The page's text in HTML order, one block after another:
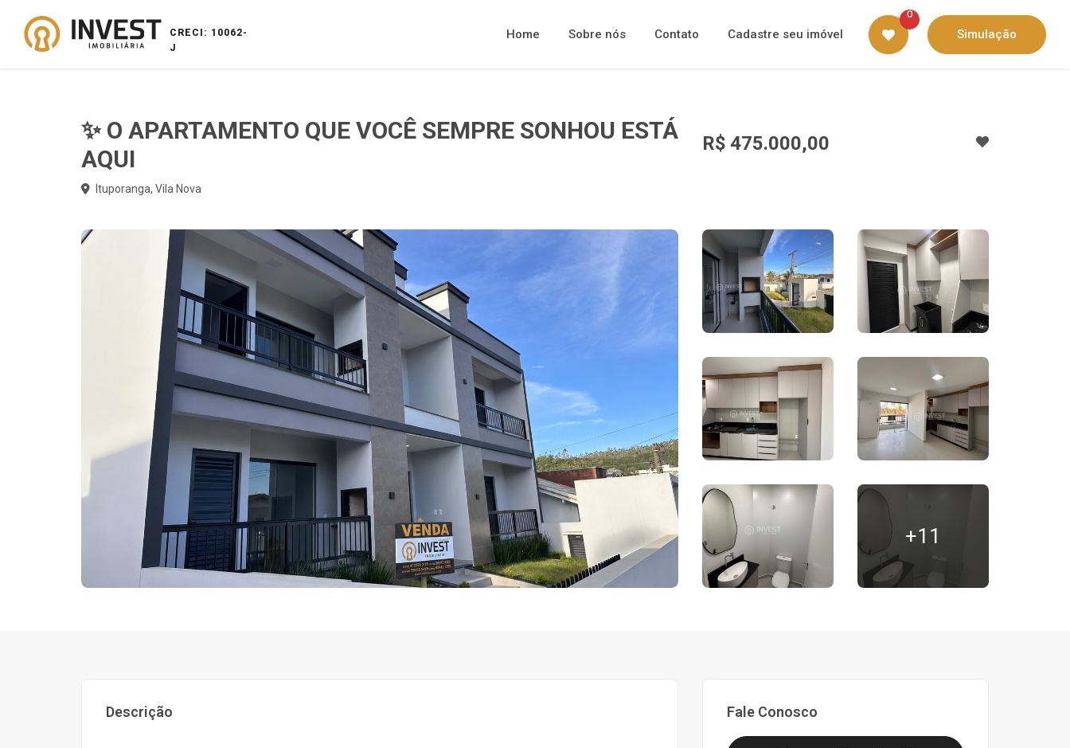
CRECI: 10062-
J
Home Sobre nós Contato Cadastre seu imóvel
0
Simulação
✨ O APARTAMENTO QUE VOCÊ SEMPRE SONHOU ESTÁ
AQUI
Ituporanga, Vila Nova
R$ 475.000,00
+11
Descrição Fale Conosco